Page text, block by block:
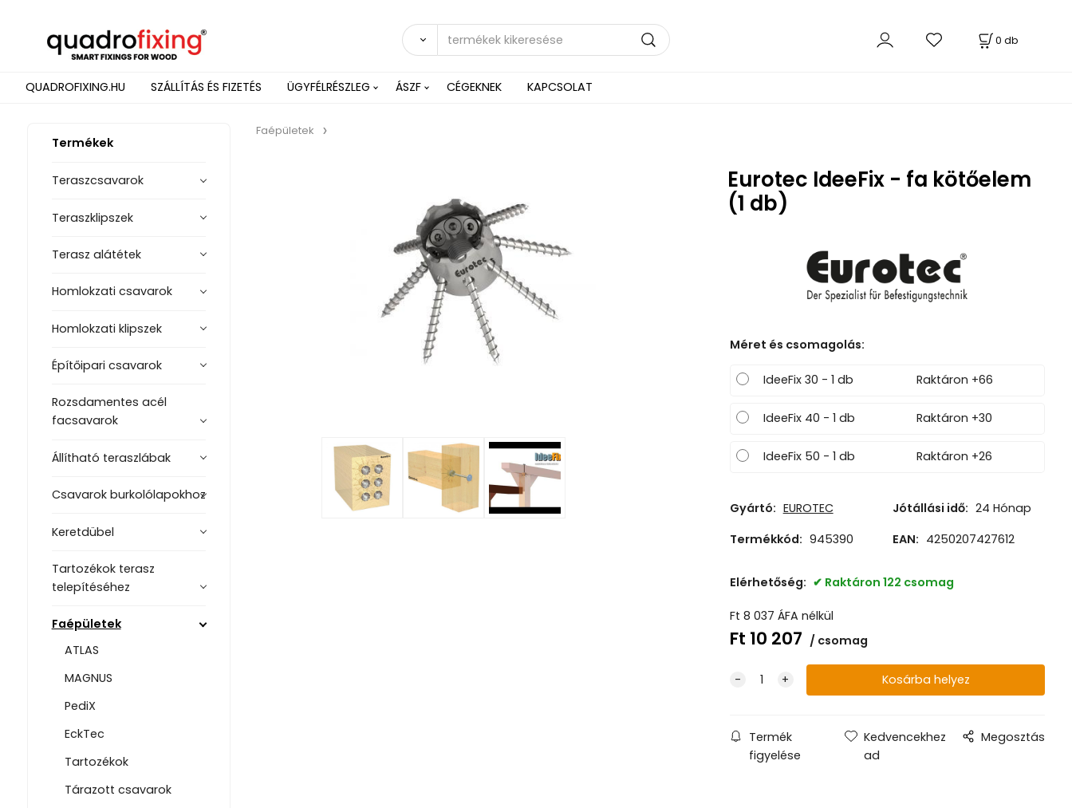
0 db
QUADROFIXING.HU SZÁLLÍTÁS ÉS FIZETÉS ÜGYFÉLRÉSZLEG ÁSZF CÉGEKNEK KAPCSOLAT
Termékek
Teraszcsavarok
Teraszklipszek
Terasz alátétek
Homlokzati csavarok
Homlokzati klipszek
Építőipari csavarok
Rozsdamentes acél
facsavarok
Állítható teraszlábak
Csavarok burkolólapokhoz
Keretdübel
Tartozékok terasz
telepítéséhez
Faépületek
ATLAS
MAGNUS
PediX
EckTec
Tartozékok
Tárazott csavarok
Faépületek
Eurotec IdeeFix - fa kötőelem
(1 db)
Méret és csomagolás:
IdeeFix 30 - 1 db Raktáron +66
IdeeFix 40 - 1 db Raktáron +30
IdeeFix 50 - 1 db Raktáron +26
Gyártó: EUROTEC Jótállási idő: 24 Hónap
Termékkód: 945390 EAN: 4250207427612
Elérhetőség: Raktáron 122 csomag
Ft 8 037 ÁFA nélkül
Ft 10 207 csomag
Termék
figyelése
Kedvencekhez
ad
Megosztás